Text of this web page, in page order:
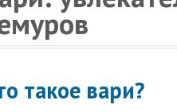
такое вари?